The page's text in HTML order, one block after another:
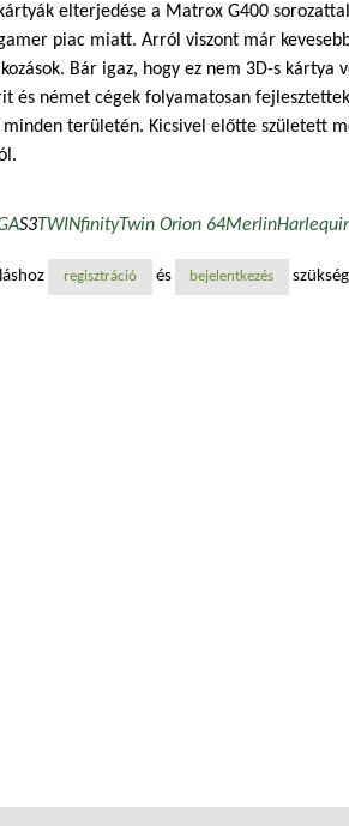
elterjedése a Matrox G400
piac miatt. Arról viszont már
Bár igaz, hogy ez nem 3D-s kártya
és német cégek folyamatosan fejlesztettek
minden területén. Kicsivel előtte született
S3TWINfinityTwin Orion 64Merlin
(dual head) rendelkező kártyák hőskora
regisztráció és bejelentkezés